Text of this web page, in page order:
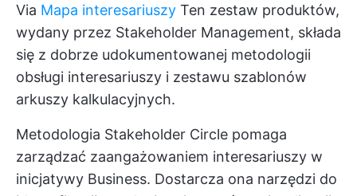
Via Mapa interesariuszy Ten zestaw produktów,
wydany przez Stakeholder Management, składa
się z dobrze udokumentowanej metodologii
obsługi interesariuszy i zestawu szablonów
arkuszy kalkulacyjnych.
Metodologia Stakeholder Circle pomaga
zarządzać zaangażowaniem interesariuszy w
inicjatywy Business. Dostarcza ona narzędzi do